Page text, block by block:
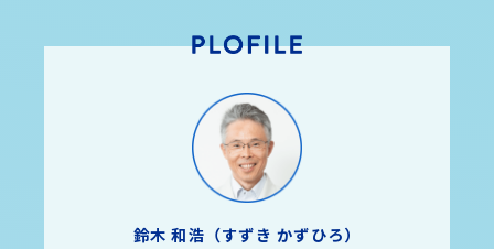
鈴木 和浩（すずき かずひろ）